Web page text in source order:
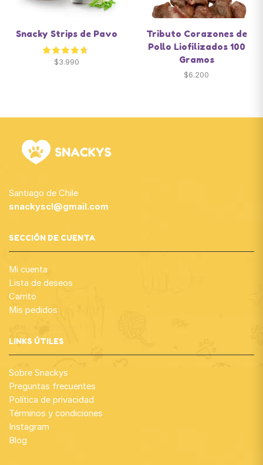
Snacky Strips de Pavo
$3.990
Tributo Corazones de
Pollo Liofilizados 100
Gramos
$6.200
Santiago de Chile
snackyscl@gmail.com
SECCIÓN DE CUENTA
Mi cuenta
Lista de deseos
Carrito
Mis pedidos
LINKS ÚTILES
Sobre Snackys
Preguntas frecuentes
Política de privacidad
Términos y condiciones
Instagram
Blog